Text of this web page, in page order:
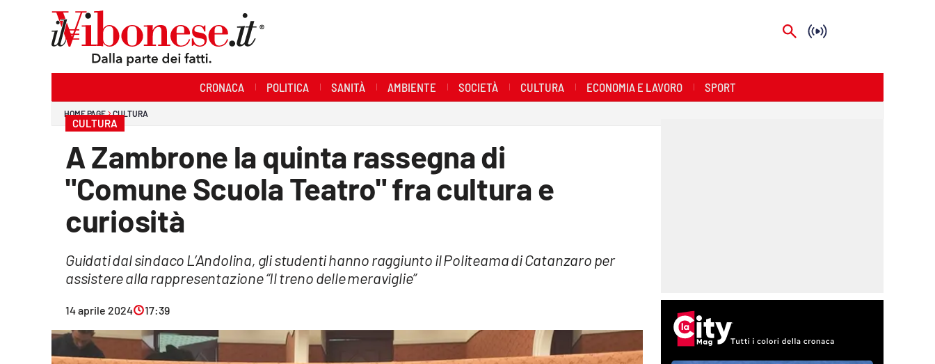
CRONACA POLITICA SANITÀ AMBIENTE SOCIETÀ CULTURA ECONOMIA E LAVORO SPORT
HOME PAGE CULTURA
CULTURA
A Zambrone la quinta rassegna di
"Comune Scuola Teatro" fra cultura e
curiosità
Guidati dal sindaco L’Andolina, gli studenti hanno raggiunto il Politeama di Catanzaro per
assistere alla rappresentazione “Il treno delle meraviglie”
14 aprile 2024 17:39